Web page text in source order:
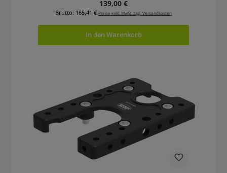
Regulärer Preis:
139,00 €
Brutto: 165,41 € Preise exkl. MwSt. zzgl. Versandkosten
In den Warenkorb